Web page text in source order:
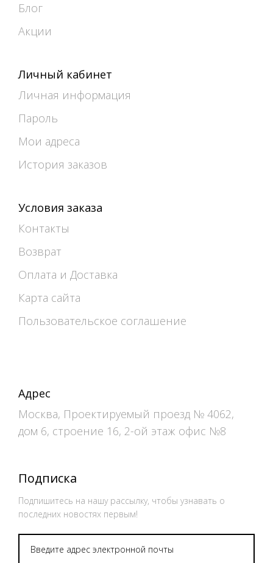
Блог
Акции
Личный кабинет
Личная информация
Пароль
Мои адреса
История заказов
Условия заказа
Контакты
Возврат
Оплата и Доставка
Карта сайта
Пользовательское соглашение
Адрес
Москва, Проектируемый проезд № 4062,
дом 6, строение 16, 2-ой этаж офис №8
Подписка
Подпишитесь на нашу рассылку, чтобы узнавать о
последних новостях первым!